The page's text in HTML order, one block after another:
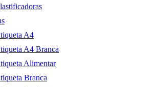
A4
A4 Branca
Alimentar
Branca